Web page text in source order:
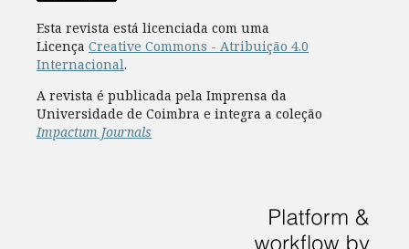
Esta revista está licenciada com uma
Licença Creative Commons - Atribuição 4.0
Internacional.
A revista é publicada pela Imprensa da
Universidade de Coimbra e integra a coleção
Impactum Journals